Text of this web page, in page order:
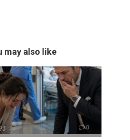
may also like
0